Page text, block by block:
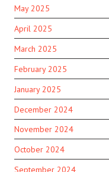
May 2025
April 2025
March 2025
February 2025
January 2025
December 2024
November 2024
October 2024